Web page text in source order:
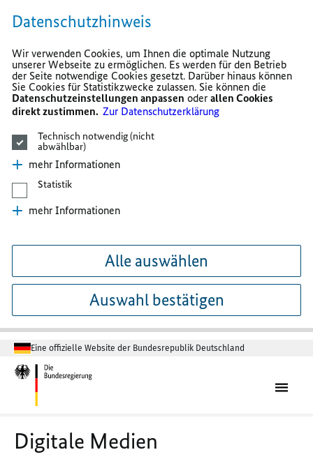
Datenschutzhinweis
Wir verwenden Cookies, um Ihnen die optimale Nutzung
unserer Webseite zu ermöglichen. Es werden für den Betrieb
der Seite notwendige Cookies gesetzt. Darüber hinaus können
Sie Cookies für Statistikzwecke zulassen. Sie können die
Datenschutzeinstellungen anpassen oderallen Cookies
direkt zustimmen.Zur Datenschutzerklärung
Technisch notwendig (nicht
abwählbar)
mehr Informationen
Statistik
mehr Informationen
Alle auswählen
Auswahl bestätigen
Eine offizielle Website der Bundesrepublik Deutschland
Digitale Medien